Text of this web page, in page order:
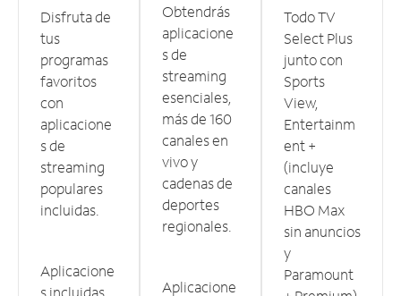
Disfruta de
tus
programas
favoritos
con
aplicacione
s de
streaming
populares
incluidas.
Aplicacione
s incluidas
Obtendrás
aplicacione
s de
streaming
esenciales,
más de 160
canales en
vivo y
cadenas de
deportes
regionales.
Aplicacione
Todo TV
Select Plus
junto con
Sports
View,
Entertainm
ent +
(incluye
canales
HBO Max
sin anuncios
y
Paramount